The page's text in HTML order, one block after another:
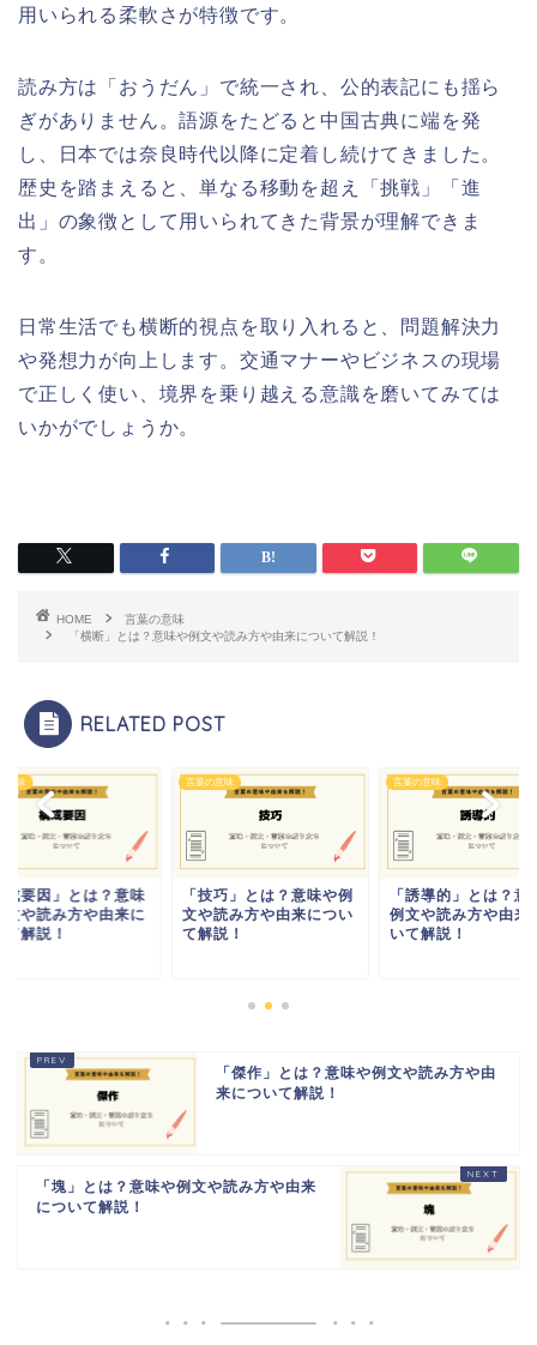
用いられる柔軟さが特徴です。
読み方は「おうだん」で統一され、公的表記にも揺ら
ぎがありません。語源をたどると中国古典に端を発
し、日本では奈良時代以降に定着し続けてきました。
歴史を踏まえると、単なる移動を超え「挑戦」「進
出」の象徴として用いられてきた背景が理解できま
す。
日常生活でも横断的視点を取り入れると、問題解決力
や発想力が向上します。交通マナーやビジネスの現場
で正しく使い、境界を乗り越える意識を磨いてみては
いかがでしょうか。
HOME
言葉の意味
「横断」とは？意味や例文や読み方や由来について解説！
RELATED POST
意味
成要因」とは？意味
文や読み方や由来に
て解説！
言葉の意味
「技巧」とは？意味や例
文や読み方や由来につい
て解説！
言葉の意味
「誘導的」とは？意
例文や読み方や由来
いて解説！
「傑作」とは？意味や例文や読み方や由
来について解説！
「塊」とは？意味や例文や読み方や由来
について解説！